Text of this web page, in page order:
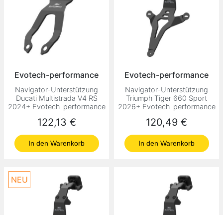
Evotech-performance
Navigator-Unterstützung
Ducati Multistrada V4 RS
2024+ Evotech-performance
Preis
122,13 €
In den Warenkorb
Evotech-performance
Navigator-Unterstützung
Triumph Tiger 660 Sport
2026+ Evotech-performance
Preis
120,49 €
In den Warenkorb
NEU